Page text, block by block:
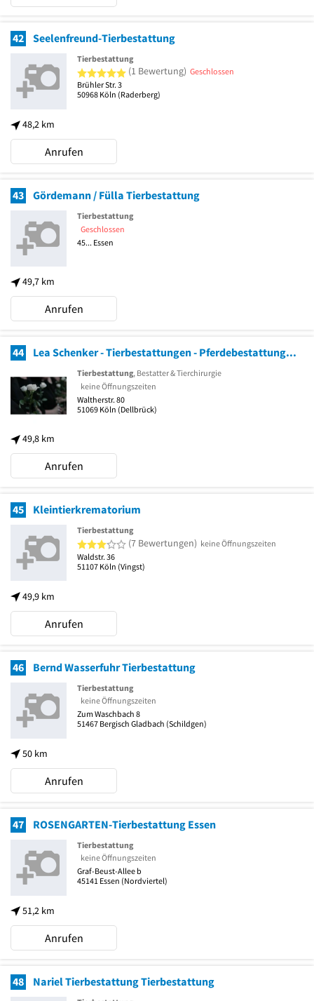
42 Seelenfreund-Tierbestattung
48,2 km
Tierbestattung
5 von 5 Sternen
(1 Bewertung) Geschlossen
Brühler Str. 3
50968 Köln (Raderberg)
Anrufen
43 Gördemann / Fülla Tierbestattung
49,7 km
Tierbestattung
Geschlossen
45... Essen
Anrufen
44 Lea Schenker - Tierbestattungen - Pferdebestattungen
49,8 km
Tierbestattung, Bestatter & Tierchirurgie
keine Öffnungszeiten
Waltherstr. 80
51069 Köln (Dellbrück)
Anrufen
45 Kleintierkrematorium
49,9 km
Tierbestattung
3 von 5 Sternen
(7 Bewertungen) keine Öffnungszeiten
Waldstr. 36
51107 Köln (Vingst)
Anrufen
46 Bernd Wasserfuhr Tierbestattung
50 km
Tierbestattung
keine Öffnungszeiten
Zum Waschbach 8
51467 Bergisch Gladbach (Schildgen)
Anrufen
47 ROSENGARTEN-Tierbestattung Essen
51,2 km
Tierbestattung
keine Öffnungszeiten
Graf-Beust-Allee b
45141 Essen (Nordviertel)
Anrufen
48 Nariel Tierbestattung Tierbestattung